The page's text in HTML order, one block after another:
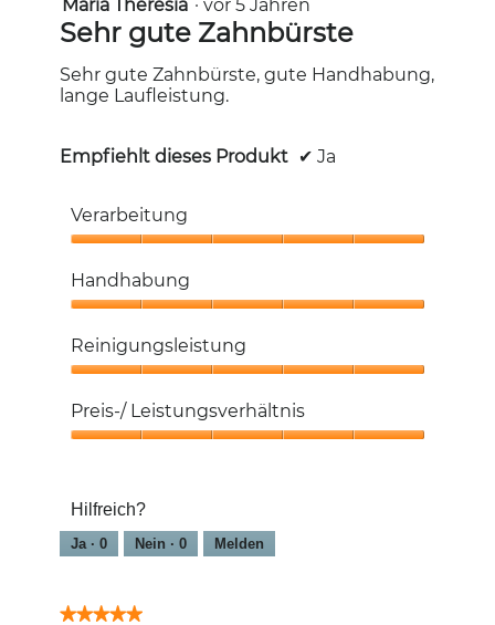
von
5
Sternen.
Maria Theresia · vor 5 Jahren
Sehr gute Zahnbürste
Sehr gute Zahnbürste, gute Handhabung,
lange Laufleistung.
Empfiehlt dieses Produkt ✔ Ja
Verarbeitung
5
von
Handhabung
5
von
Reinigungsleistung
5
von
Preis-/ Leistungsverhältnis
von
5
Hilfreich?
Ja · 0 Nein · 0 Melden
★★★★★
★★★★★